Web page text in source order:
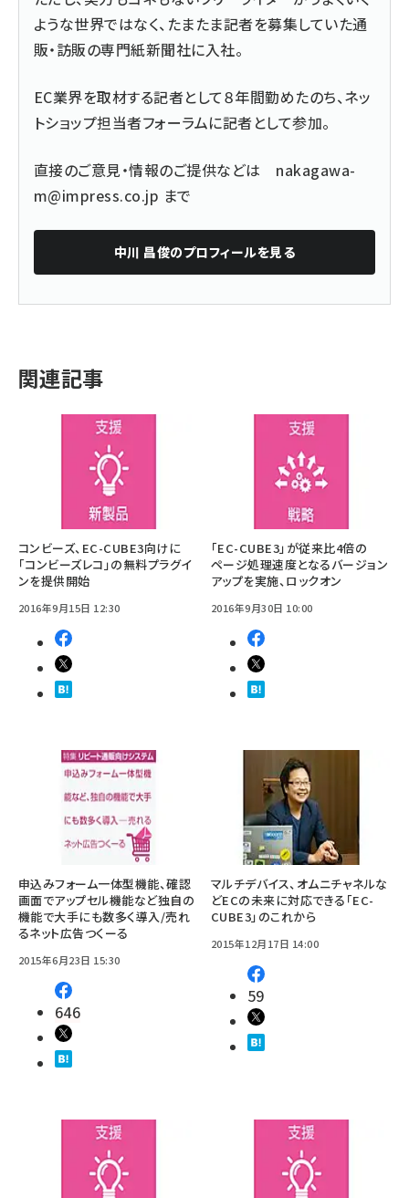
ような世界ではなく、たまたま記者を募集していた通
販・訪販の専門紙新聞社に入社。
EC業界を取材する記者として８年間勤めたのち、ネッ
トショップ担当者フォーラムに記者として参加。
直接のご意見・情報のご提供などは nakagawa-
m@impress.co.jp まで
中川 昌俊のプロフィールを見る
関連記事
コンビーズ、EC-CUBE3向けに
「コンビーズレコ」の無料プラグイ
ンを提供開始
2016年9月15日 12:30
「EC-CUBE3」が従来比4倍の
ページ処理速度となるバージョン
アップを実施、ロックオン
2016年9月30日 10:00
申込みフォーム一体型機能、確認
画面でアップセル機能など独自の
機能で大手にも数多く導入/売れ
るネット広告つくーる
2015年6月23日 15:30
646
マルチデバイス、オムニチャネルな
どECの未来に対応できる「EC-
CUBE3」のこれから
2015年12月17日 14:00
59